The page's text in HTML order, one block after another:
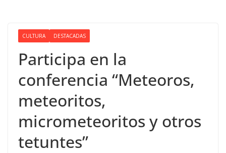
CULTURA DESTACADAS
Participa en la
conferencia “Meteoros,
meteoritos,
micrometeoritos y otros
tetuntes”